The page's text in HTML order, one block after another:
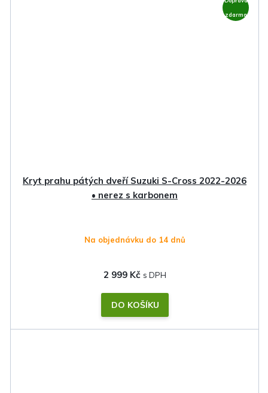
zdarma
Kryt prahu pátých dveří Suzuki S-Cross 2022-2026
• nerez s karbonem
Na objednávku do 14 dnů
2 999 Kč
DO KOŠÍKU